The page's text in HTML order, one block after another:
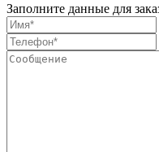
Заполните данные для